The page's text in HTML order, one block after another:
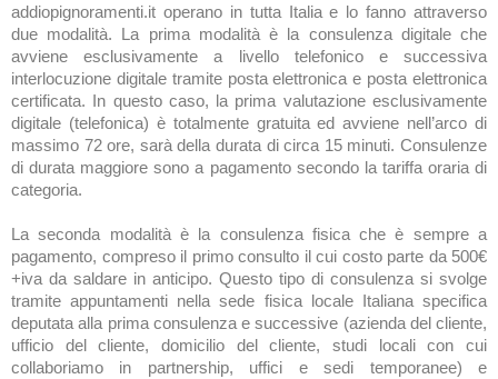
addiopignoramenti.it operano in tutta Italia e lo fanno attraverso
due modalità. La prima modalità è la consulenza digitale che
avviene esclusivamente a livello telefonico e successiva
interlocuzione digitale tramite posta elettronica e posta elettronica
certificata. In questo caso, la prima valutazione esclusivamente
digitale (telefonica) è totalmente gratuita ed avviene nell’arco di
massimo 72 ore, sarà della durata di circa 15 minuti. Consulenze
di durata maggiore sono a pagamento secondo la tariffa oraria di
categoria.
La seconda modalità è la consulenza fisica che è sempre a
pagamento, compreso il primo consulto il cui costo parte da 500€
+iva da saldare in anticipo. Questo tipo di consulenza si svolge
tramite appuntamenti nella sede fisica locale Italiana specifica
deputata alla prima consulenza e successive (azienda del cliente,
ufficio del cliente, domicilio del cliente, studi locali con cui
collaboriamo in partnership, uffici e sedi temporanee) e